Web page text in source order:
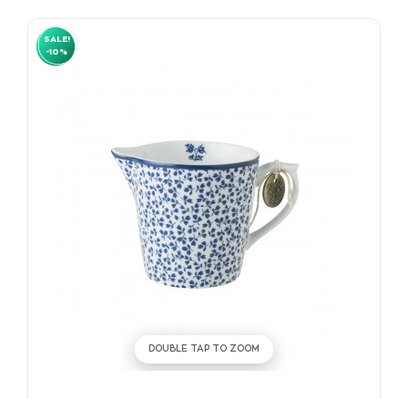
SALE!
-10%
DOUBLE TAP TO ZOOM